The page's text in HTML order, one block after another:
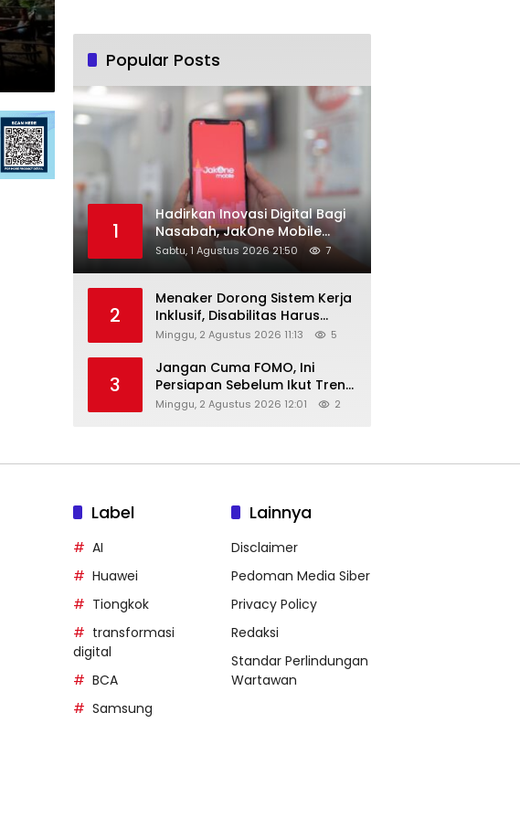
Popular Posts
1
Hadirkan Inovasi Digital Bagi
Nasabah, JakOne Mobile
Antar Bank Jakarta Sukses
Raih Digital Excellence
Sabtu, 1 Agustus 2026 21:50 7
2
Menaker Dorong Sistem Kerja
Inklusif, Disabilitas Harus
Dapat Kesempatan Setara
Minggu, 2 Agustus 2026 11:13 5
3
Jangan Cuma FOMO, Ini
Persiapan Sebelum Ikut Tren
Hyrox
Minggu, 2 Agustus 2026 12:01 2
Label
AI
Huawei
Tiongkok
transformasi
digital
BCA
Samsung
Lainnya
Disclaimer
Pedoman Media Siber
Privacy Policy
Redaksi
Standar Perlindungan
Wartawan